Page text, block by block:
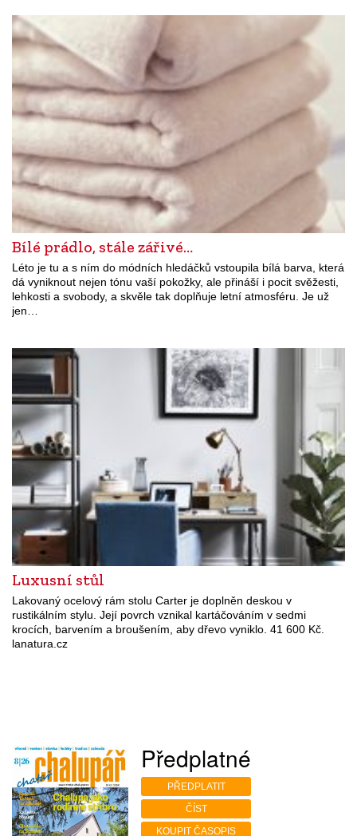
Bílé prádlo, stále zářivé…
Léto je tu a s ním do módních hledáčků vstoupila bílá barva, která
dá vyniknout nejen tónu vaší pokožky, ale přináší i pocit svěžesti,
lehkosti a svobody, a skvěle tak doplňuje letní atmosféru. Je už
jen…
Luxusní stůl
Lakovaný ocelový rám stolu Carter je doplněn deskou v
rustikálním stylu. Její povrch vznikal kartáčováním v sedmi
krocích, barvením a broušením, aby dřevo vyniklo. 41 600 Kč.
lanatura.cz
Předplatné
PŘEDPLATIT
ČÍST
KOUPIT ČASOPIS